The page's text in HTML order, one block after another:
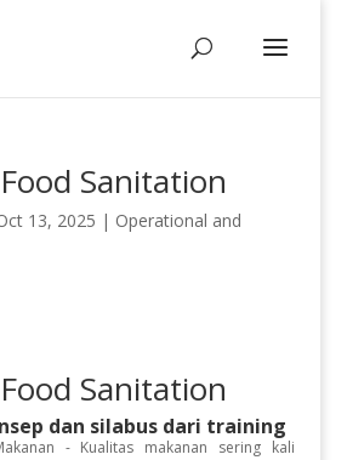
Sanitation
13, 2025 | Operational and
Sanitation
dan silabus dari training
- Kualitas makanan sering kali